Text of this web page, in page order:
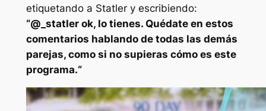
etiquetando a Statler y escribiendo:
“@ _statler ok, lo tienes. Quédate en estos
comentarios hablando de todas las demás
parejas, como si no supieras cómo es este
programa.“